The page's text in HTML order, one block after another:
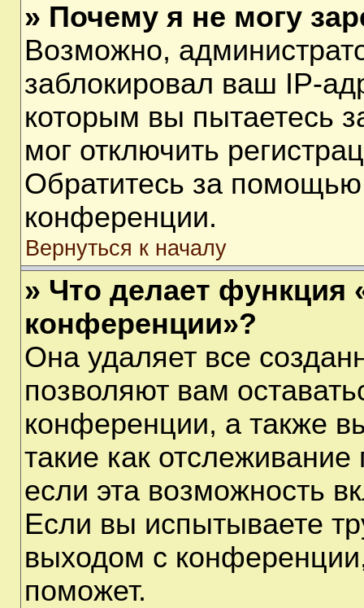
» Почему я не могу
Возможно,
заблокировал ваш IP-
которым вы пытаетесь
мог отключить
Обратитесь за помощью
конференции.
Вернуться к началу
» Что делает функция
конференции»?
Она удаляет все
позволяют вам
конференции, а также
такие как
если эта возможность
Если вы испытываете
выходом с
поможет.